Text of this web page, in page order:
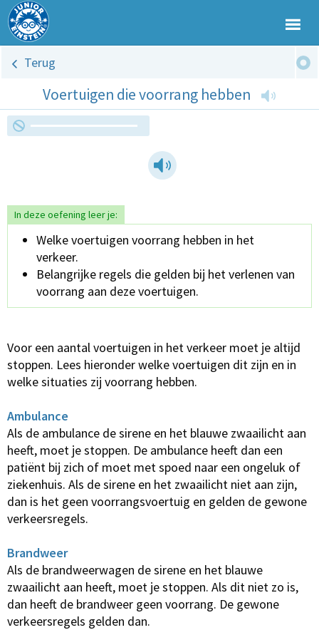
Terug
Voertuigen die voorrang hebben
In deze oefening leer je:
Welke voertuigen voorrang hebben in het
verkeer.
Belangrijke regels die gelden bij het verlenen van
voorrang aan deze voertuigen.
Voor een aantal voertuigen in het verkeer moet je altijd
stoppen. Lees hieronder welke voertuigen dit zijn en in
welke situaties zij voorrang hebben.
Ambulance
Als de ambulance de sirene en het blauwe zwaailicht aan
heeft, moet je stoppen. De ambulance heeft dan een
patiënt bij zich of moet met spoed naar een ongeluk of
ziekenhuis. Als de sirene en het zwaailicht niet aan zijn,
dan is het geen voorrangsvoertuig en gelden de gewone
verkeersregels.
Brandweer
Als de brandweerwagen de sirene en het blauwe
zwaailicht aan heeft, moet je stoppen. Als dit niet zo is,
dan heeft de brandweer geen voorrang. De gewone
verkeersregels gelden dan.